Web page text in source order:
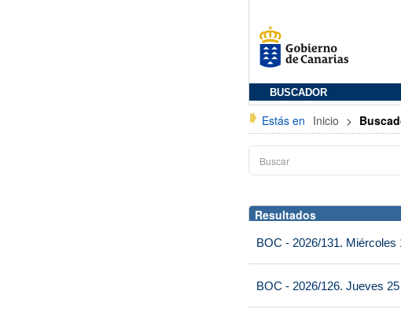
BUSCADOR
Estás en Inicio >
Resultados
BOC - 2026/131. Miércoles
BOC - 2026/126. Jueves